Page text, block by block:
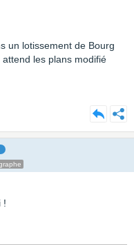
un lotissement de Bourg
les plans modifié
!